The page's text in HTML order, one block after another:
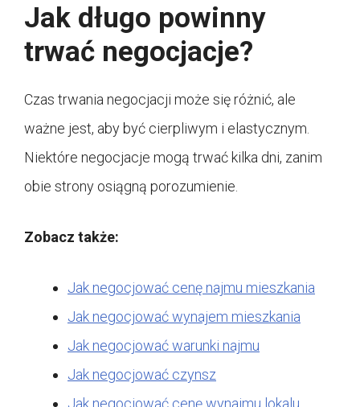
Jak długo powinny
trwać negocjacje?
Czas trwania negocjacji może się różnić, ale
ważne jest, aby być cierpliwym i elastycznym.
Niektóre negocjacje mogą trwać kilka dni, zanim
obie strony osiągną porozumienie.
Zobacz także:
Jak negocjować cenę najmu mieszkania
Jak negocjować wynajem mieszkania
Jak negocjować warunki najmu
Jak negocjować czynsz
Jak negocjować cenę wynajmu lokalu